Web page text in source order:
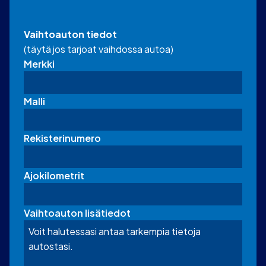
Vaihtoauton tiedot
(täytä jos tarjoat vaihdossa autoa)
Merkki
Malli
Rekisterinumero
Ajokilometrit
Vaihtoauton lisätiedot